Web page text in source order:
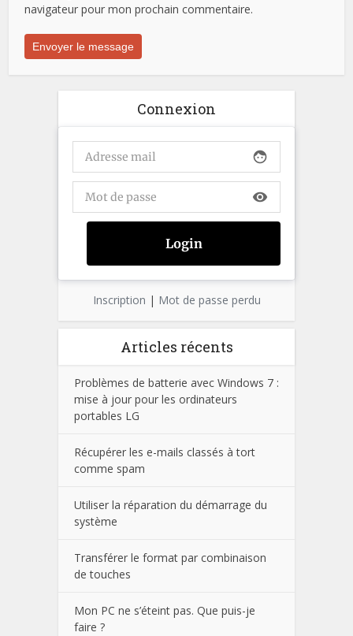
navigateur pour mon prochain commentaire.
Connexion
face
visibility
Inscription | Mot de passe perdu
Articles récents
Problèmes de batterie avec Windows 7 :
mise à jour pour les ordinateurs
portables LG
Récupérer les e-mails classés à tort
comme spam
Utiliser la réparation du démarrage du
système
Transférer le format par combinaison
de touches
Mon PC ne s’éteint pas. Que puis-je
faire ?